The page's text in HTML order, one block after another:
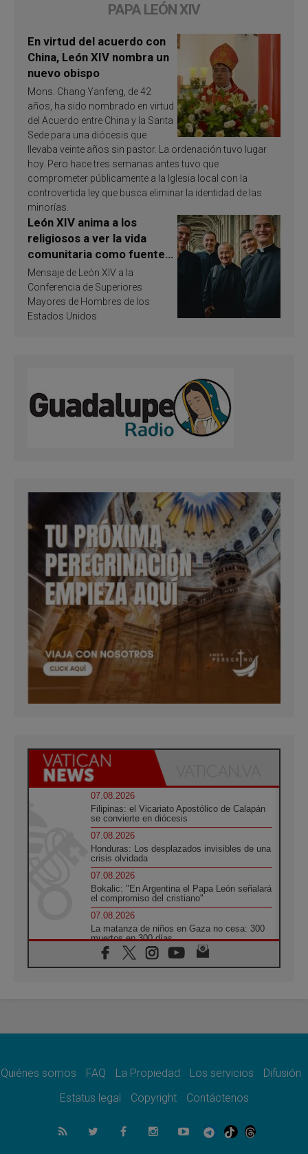
PAPA LEÓN XIV
En virtud del acuerdo con
China, León XIV nombra un
nuevo obispo
Mons. Chang Yanfeng, de 42
años, ha sido nombrado en virtud
del Acuerdo entre China y la Santa
Sede para una diócesis que
llevaba veinte años sin pastor. La ordenación tuvo lugar
hoy. Pero hace tres semanas antes tuvo que
comprometer públicamente a la Iglesia local con la
controvertida ley que busca eliminar la identidad de las
minorías.
León XIV anima a los
religiosos a ver la vida
comunitaria como fuente
de inspiración y
santificación
Mensaje de León XIV a la
Conferencia de Superiores
Mayores de Hombres de los
Estados Unidos
07.08.2026
Filipinas: el Vicariato Apostólico de Calapán
se convierte en diócesis
07.08.2026
Honduras: Los desplazados invisibles de una
crisis olvidada
07.08.2026
Bokalic: "En Argentina el Papa León señalará
el compromiso del cristiano"
07.08.2026
La matanza de niños en Gaza no cesa: 300
muertos en 300 días
07.08.2026
Tagle: La guerra desfigura el mundo, solo la
como misión al servicio del Evangelio
SIGNIS 2026, dar voz a las religiosas en el
07.08.2026
Lanzan un proyecto de empoderamiento
Quiénes somos FAQ La Propiedad Los servicios
Difusión
Estatus legal
Copyright Contáctenos